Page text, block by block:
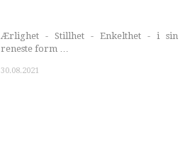
Ærlighet - Stillhet - Enkelthet - i sin
reneste form …
30.08.2021